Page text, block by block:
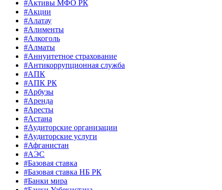
#Активы МФО РК
#Акции
#Алатау
#Алименты
#Алкоголь
#Алматы
#Аннуитетное страхование
#Антикоррупционная служба
#АПК
#АПК РК
#Арбузы
#Аренда
#Аресты
#Астана
#Аудиторские организации
#Аудиторские услуги
#Афганистан
#АЭС
#Базовая ставка
#Базовая ставка НБ РК
#Банки мира